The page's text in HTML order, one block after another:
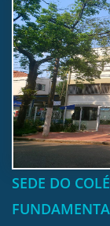
SEDE DO